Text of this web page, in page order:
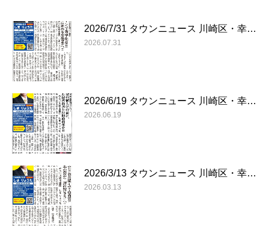
2026/7/31 タウンニュース 川崎区・幸…
2026.07.31
2026/6/19 タウンニュース 川崎区・幸…
2026.06.19
2026/3/13 タウンニュース 川崎区・幸…
2026.03.13